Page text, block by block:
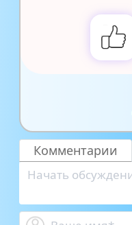
Комментарии